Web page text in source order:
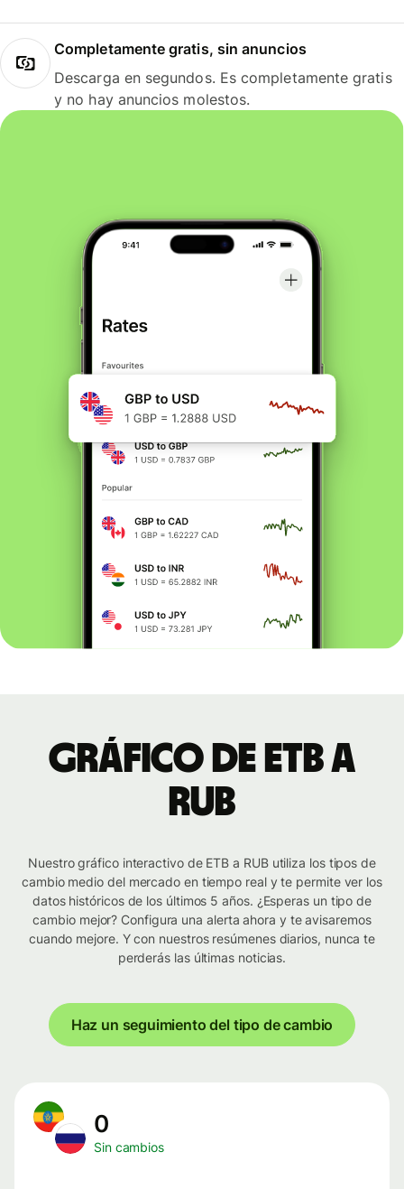
Completamente gratis, sin anuncios
Descarga en segundos. Es completamente gratis
y no hay anuncios molestos.
Gráfico de ETB a
RUB
Nuestro gráfico interactivo de ETB a RUB utiliza los tipos de
cambio medio del mercado en tiempo real y te permite ver los
datos históricos de los últimos 5 años. ¿Esperas un tipo de
cambio mejor? Configura una alerta ahora y te avisaremos
cuando mejore. Y con nuestros resúmenes diarios, nunca te
perderás las últimas noticias.
Haz un seguimiento del tipo de cambio
0
Sin cambios